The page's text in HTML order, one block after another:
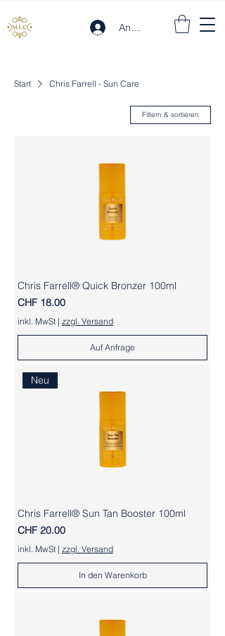
Anmelden
Start Chris Farrell - Sun Care
Filtern & sortieren
Chris Farrell® Quick Bronzer 100ml
Preis
CHF 18.00
inkl. MwSt | zzgl. Versand
Auf Anfrage
Neu
Chris Farrell® Sun Tan Booster 100ml
Preis
CHF 20.00
inkl. MwSt | zzgl. Versand
In den Warenkorb